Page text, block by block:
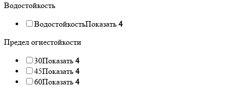
Водостойкость
ВодостойкостьПоказать 4
Предел огнестойкости
30Показать 4
45Показать 4
60Показать 4